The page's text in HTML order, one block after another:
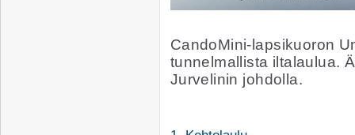
CandoMini-lapsikuoron
tunnelmallista iltalaulua.
Jurvelinin johdolla.